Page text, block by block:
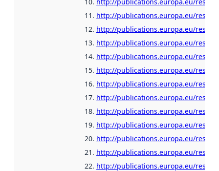
http://publications.europa.eu/
http://publications.europa.eu/
http://publications.europa.eu/
http://publications.europa.eu/
http://publications.europa.eu/
http://publications.europa.eu/
http://publications.europa.eu/
http://publications.europa.eu/
http://publications.europa.eu/
http://publications.europa.eu/
http://publications.europa.eu/
http://publications.europa.eu/